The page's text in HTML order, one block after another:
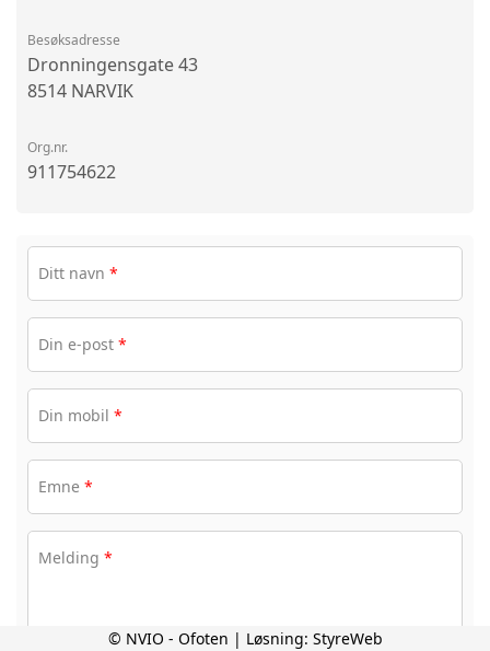
Besøksadresse
Dronningensgate 43
8514 NARVIK
Org.nr.
911754622
Ditt navn *
Din e-post *
Din mobil *
Emne *
Melding *
© NVIO - Ofoten | Løsning: StyreWeb